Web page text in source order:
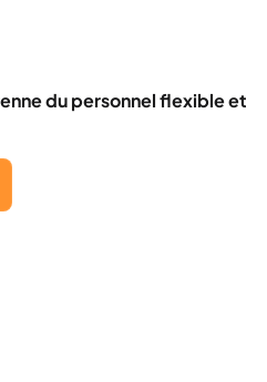
du personnel flexible et